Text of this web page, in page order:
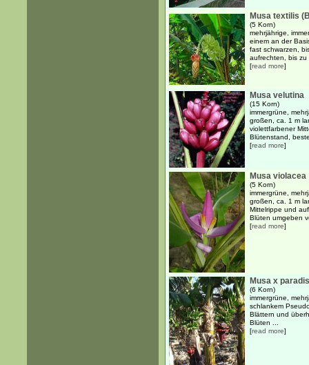
Musa textilis
(5 Korn)
mehrjährige,
einem an der
fast schwarzen,
aufrechten, bis
[read more]
Musa velutina
(15 Korn)
immergrüne,
großen, ca. 1 m
violettfarbener
Blütenstand,
[read more]
Musa violacea
(5 Korn)
immergrüne,
großen, ca. 1 m
Mittelrippe und
Blüten umgeben
[read more]
Musa x
(6 Korn)
immergrüne,
schlankem
Blättern und
Blüten ...
[read more]